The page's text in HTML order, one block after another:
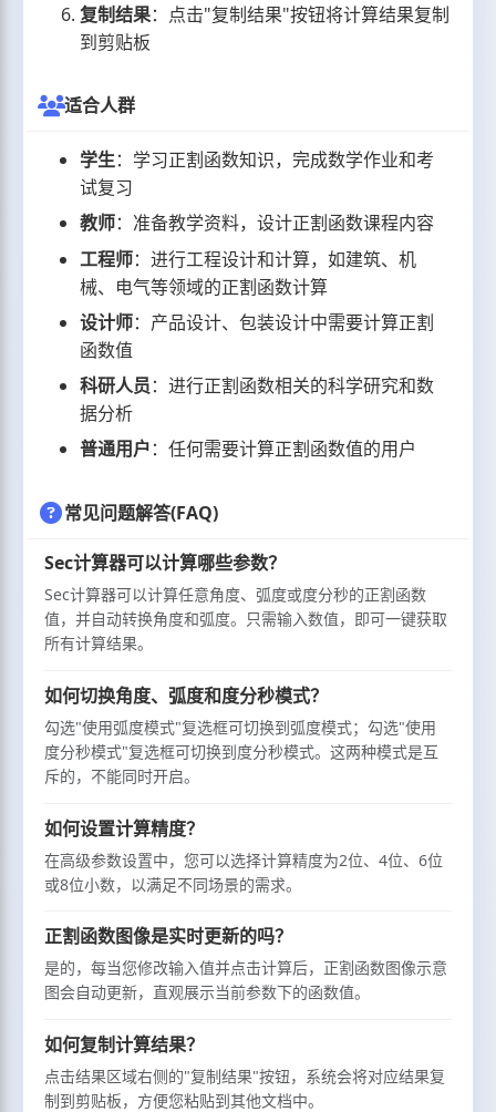
复制结果：点击"复制结果"按钮将计算结果复制
到剪贴板
适合人群
学生：学习正割函数知识，完成数学作业和考
试复习
教师：准备教学资料，设计正割函数课程内容
工程师：进行工程设计和计算，如建筑、机
械、电气等领域的正割函数计算
设计师：产品设计、包装设计中需要计算正割
函数值
科研人员：进行正割函数相关的科学研究和数
据分析
普通用户：任何需要计算正割函数值的用户
常见问题解答(FAQ)
Sec计算器可以计算哪些参数？
Sec计算器可以计算任意角度、弧度或度分秒的正割函数
值，并自动转换角度和弧度。只需输入数值，即可一键获取
所有计算结果。
如何切换角度、弧度和度分秒模式？
勾选"使用弧度模式"复选框可切换到弧度模式；勾选"使用
度分秒模式"复选框可切换到度分秒模式。这两种模式是互
斥的，不能同时开启。
如何设置计算精度？
在高级参数设置中，您可以选择计算精度为2位、4位、6位
或8位小数，以满足不同场景的需求。
正割函数图像是实时更新的吗？
是的，每当您修改输入值并点击计算后，正割函数图像示意
图会自动更新，直观展示当前参数下的函数值。
如何复制计算结果？
点击结果区域右侧的"复制结果"按钮，系统会将对应结果复
制到剪贴板，方便您粘贴到其他文档中。